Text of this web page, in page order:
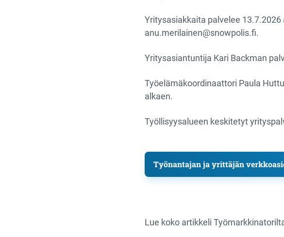
Yritysasiakkaita palvelee
anu.merilainen@snowpolis.fi.
Yritysasiantuntija Kari Backman
Työelämäkoordinaattori Paula
alkaen.
Työllisyysalueen keskitetyt
Työnantajan ja yrittäjän
Lue koko artikkeli